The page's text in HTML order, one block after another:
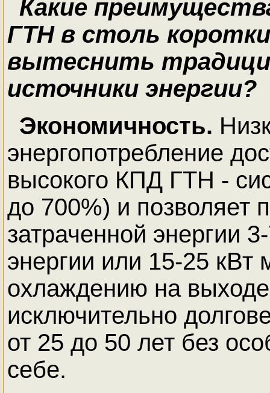
Какие
ГТН в столь
вытеснить
источники энергии?
Экономичность.
энергопотребление
высокого КПД ГТН -
до 700%) и позволяет
затраченной энергии
энергии или 15-25 кВт
охлаждению на
исключительно
от 25 до 50 лет без
себе.